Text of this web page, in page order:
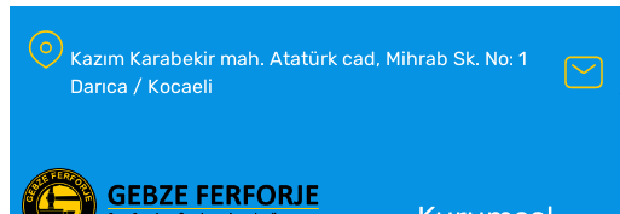
Kazım Karabekir mah. Atatürk cad, Mihrab Sk. No: 1
Darıca / Kocaeli